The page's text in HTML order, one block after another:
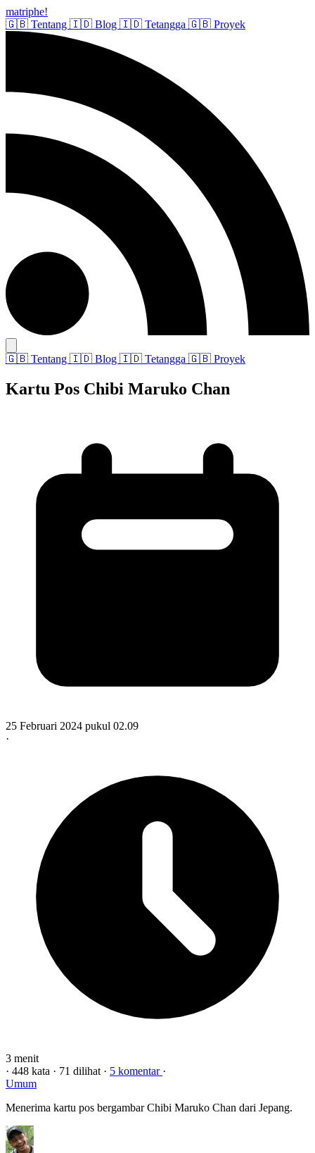
matriphe!
🇬🇧 Tentang 🇮🇩 Blog 🇮🇩 Tetangga 🇬🇧 Proyek
🇬🇧 Tentang 🇮🇩 Blog 🇮🇩 Tetangga 🇬🇧 Proyek
Kartu Pos Chibi Maruko Chan
25 Februari 2024 pukul 02.09
·
3 menit
· 448 kata · 71 dilihat · 5 komentar ·
Umum
Menerima kartu pos bergambar Chibi Maruko Chan dari Jepang.